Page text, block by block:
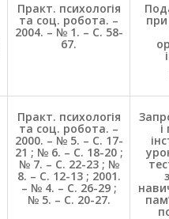
Практ. психологія
та соц. робота. –
2004. – № 1. – С. 58-
67.
Практ. психологія
та соц. робота. –
2000. – № 5. – С. 17-
21 ; № 6. – С. 18-20 ;
№ 7. – С. 22-23 ; №
8. – С. 12-13 ; 2001.
– № 4. – С. 26-29 ;
№ 5. – С. 20-27.